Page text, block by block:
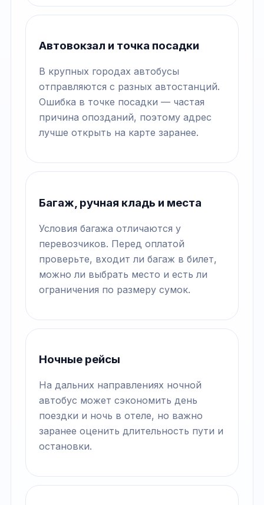
Автовокзал и точка посадки
В крупных городах автобусы
отправляются с разных автостанций.
Ошибка в точке посадки — частая
причина опозданий, поэтому адрес
лучше открыть на карте заранее.
Багаж, ручная кладь и места
Условия багажа отличаются у
перевозчиков. Перед оплатой
проверьте, входит ли багаж в билет,
можно ли выбрать место и есть ли
ограничения по размеру сумок.
Ночные рейсы
На дальних направлениях ночной
автобус может сэкономить день
поездки и ночь в отеле, но важно
заранее оценить длительность пути и
остановки.